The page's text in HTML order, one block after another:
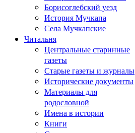
Борисоглебский уезд
История Мучкапа
Села Мучкапские
Читальня
Центральные старинные
газеты
Старые газеты и журналы
Исторические документы
Материалы для
родословной
Имена в истории
Книги